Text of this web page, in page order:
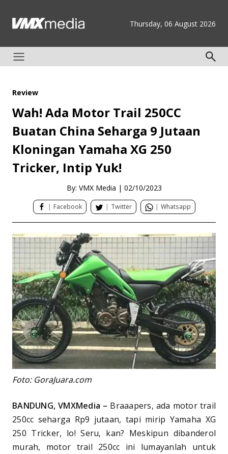
Thursday, 06 August 2026
Review
Wah! Ada Motor Trail 250CC
Buatan China Seharga 9 Jutaan
Kloningan Yamaha XG 250
Tricker, Intip Yuk!
By: VMX Media | 02/10/2023
| Facebook | Twitter | Whatsapp
Foto: GoraJuara.com
BANDUNG, VMXMedia – Braaapers, ada motor trail
250cc seharga Rp9 jutaan, tapi mirip Yamaha XG
250 Tricker, lo! Seru, kan? Meskipun dibanderol
murah, motor trail 250cc ini lumayanlah untuk